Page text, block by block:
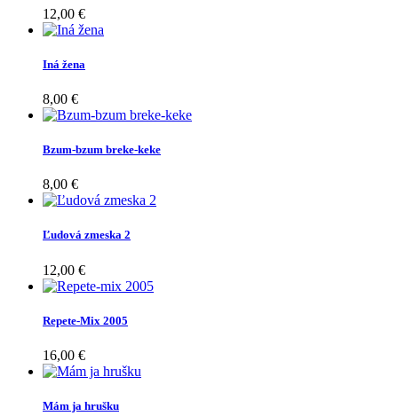
12,00 €
Iná žena
8,00 €
Bzum-bzum breke-keke
8,00 €
Ľudová zmeska 2
12,00 €
Repete-Mix 2005
16,00 €
Mám ja hrušku